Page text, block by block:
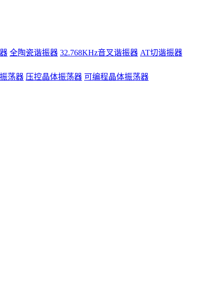
全陶瓷谐振器 32.768KHz音叉谐振器 AT切谐振器
荡器 压控晶体振荡器 可编程晶体振荡器